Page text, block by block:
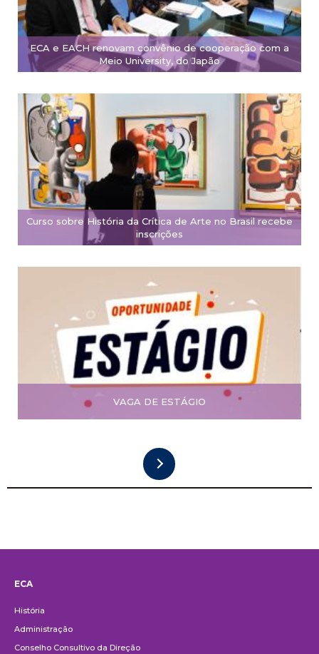
ECA e EACH renovam convênio de cooperação com a
Meio University, do Japão
Curso sobre História da Crítica de Arte no Brasil recebe
inscrições
VAGA DE ESTÁGIO
ECA
História
Administração
Conselho Consultivo da Direção